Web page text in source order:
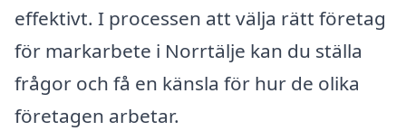
effektivt. I processen att välja rätt företag
för markarbete i Norrtälje kan du ställa
frågor och få en känsla för hur de olika
företagen arbetar.